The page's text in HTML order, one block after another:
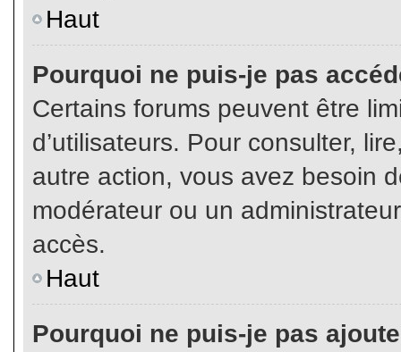
Haut
Pourquoi ne puis-je pas
Certains forums peuvent être
d’utilisateurs. Pour consulter,
autre action, vous avez besoin
modérateur ou un
accès.
Haut
Pourquoi ne puis-je pas